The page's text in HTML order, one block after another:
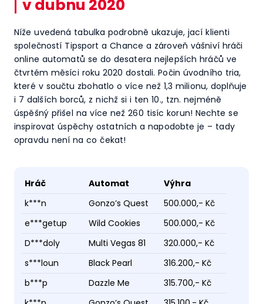
v dubnu 2020
Níže uvedená tabulka podrobně ukazuje, jací klienti
společností Tipsport a Chance a zároveň vášniví hráči
online automatů se do desatera nejlepších hráčů ve
čtvrtém měsíci roku 2020 dostali. Počin úvodního tria,
které v součtu zbohatlo o více než 1,3 milionu, doplňuje
i 7 dalších borců, z nichž si i ten 10., tzn. nejméně
úspěšný přišel na více než 260 tisíc korun! Nechte se
inspirovat úspěchy ostatních a napodobte je – tady
opravdu není na co čekat!
Hráč Automat
Výhra
k***n
Gonzo’s Quest
500.000,- Kč
e***getup
Wild Cookies
500.000,- Kč
D***doly
Multi Vegas 81
320.000,- Kč
s***loun
Black Pearl
316.200,- Kč
b***p
Dazzle Me
315.700,- Kč